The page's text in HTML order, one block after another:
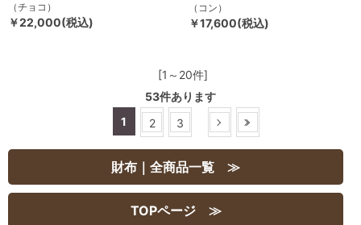
（チョコ）
￥22,000(税込)
（コン）
￥17,600(税込)
[1～20件]
53件あります
1
2 3
財布｜全商品一覧 ≫
TOPページ ≫